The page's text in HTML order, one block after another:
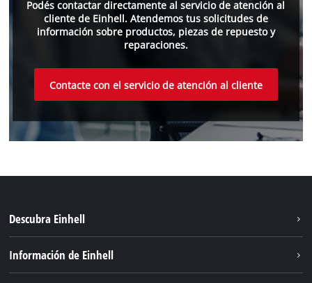
Podés contactar directamente al servicio de atención al
cliente de Einhell. Atendemos tus solicitudes de
información sobre productos, piezas de repuesto y
reparaciones.
Contacte con el servicio de atención al cliente
Descubra Einhell
Información de Einhell